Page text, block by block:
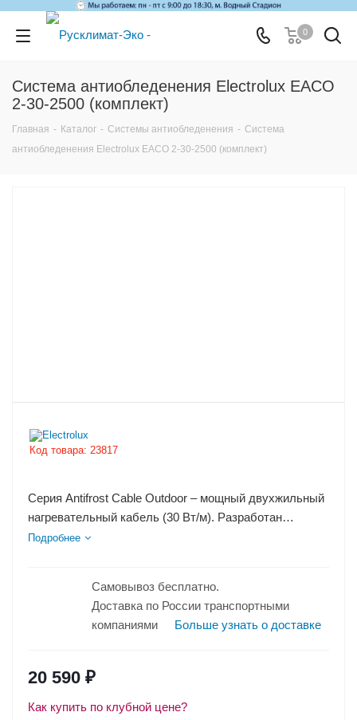
0
Система антиобледенения Electrolux EACO
2-30-2500 (комплект)
Главная - Каталог - Системы антиобледенения - Система
антиобледенения Electrolux EACO 2-30-2500 (комплект)
Код товара: 23817
Серия Antifrost Cable Outdoor – мощный двухжильный
нагревательный кабель (30 Вт/м). Разработан
специально для стран с холодным...
Подробнее
Самовывоз бесплатно.
Доставка по России транспортными
компаниями
Больше узнать о доставке
20 590 ₽
Как купить по клубной цене?